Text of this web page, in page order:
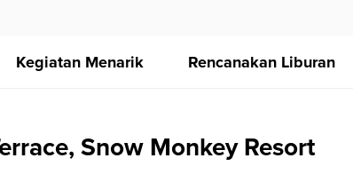
Kegiatan Menarik Rencanakan Liburan
Snow Monkey Resort